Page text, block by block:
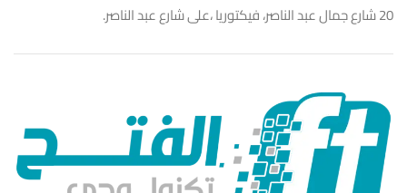
20 شارع جمال عبد الناصر، فيكتوريا ،على شارع عبد الناصر.